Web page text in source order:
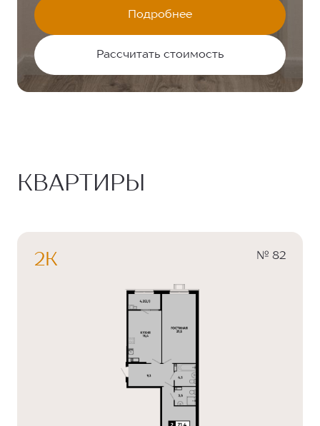
Подробнее
Рассчитать стоимость
КВАРТИРЫ
2К № 82